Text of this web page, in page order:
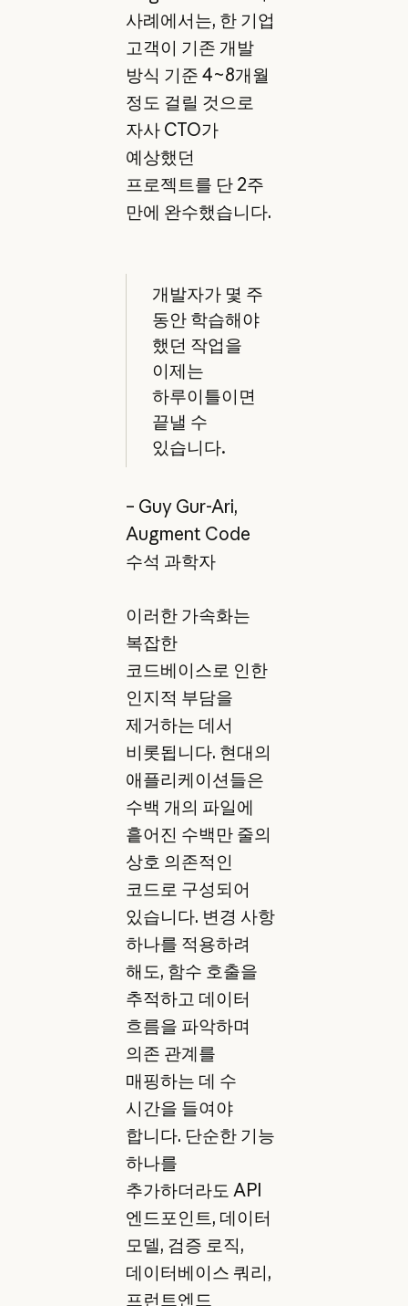
사례에서는, 한 기업
고객이 기존 개발
방식 기준 4~8개월
정도 걸릴 것으로
자사 CTO가
예상했던
프로젝트를 단 2주
만에 완수했습니다.
개발자가 몇 주
동안 학습해야
했던 작업을
이제는
하루이틀이면
끝낼 수
있습니다.
– Guy Gur-Ari,
Augment Code
수석 과학자
이러한 가속화는
복잡한
코드베이스로 인한
인지적 부담을
제거하는 데서
비롯됩니다. 현대의
애플리케이션들은
수백 개의 파일에
흩어진 수백만 줄의
상호 의존적인
코드로 구성되어
있습니다. 변경 사항
하나를 적용하려
해도, 함수 호출을
추적하고 데이터
흐름을 파악하며
의존 관계를
매핑하는 데 수
시간을 들여야
합니다. 단순한 기능
하나를
추가하더라도 API
엔드포인트, 데이터
모델, 검증 로직,
데이터베이스 쿼리,
프런트엔드